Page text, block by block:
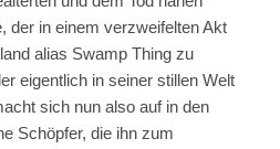
der in einem verzweifelten Akt
alias Swamp Thing zu
eigentlich in seiner stillen Welt
sich nun also auf in den
Schöpfer, die ihn zum